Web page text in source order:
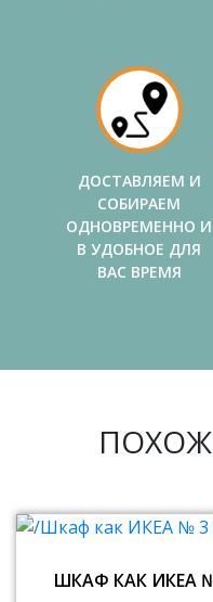
ДОСТАВЛЯЕМ И
СОБИРАЕМ
ОДНОВРЕМЕННО И
В УДОБНОЕ ДЛЯ
ВАС ВРЕМЯ
ШКАФ КАК ИКЕА